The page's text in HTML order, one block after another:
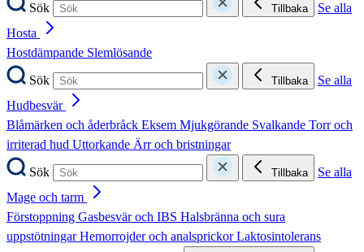
Sök
Tillbaka
Se alla
Hosta
Hostdämpande Slemlösande
Sök
Tillbaka
Se alla
Hudbesvär
Blåmärken och åderbråck Eksem Mjukgörande Svalkande Torr och
irriterad hud Uttorkande Ärr och bristningar
Sök
Tillbaka
Se alla
Mage och tarm
Förstoppning Gasbesvär och IBS Halsbränna och sura
uppstötningarHemorrojder och analsprickorLaktosintolerans